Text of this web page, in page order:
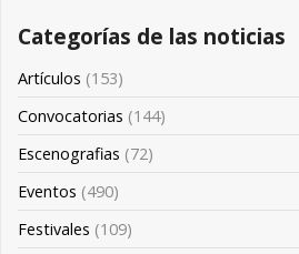
Categorías de las noticias
Artículos (153)
Convocatorias (144)
Escenografias (72)
Eventos (490)
Festivales (109)